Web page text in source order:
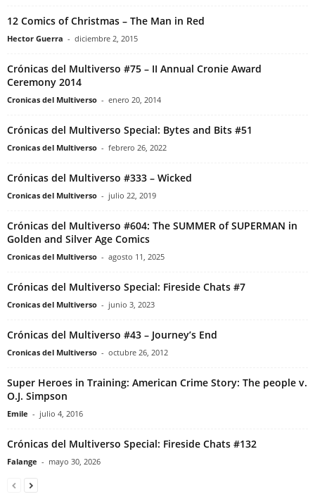
12 Comics of Christmas – The Man in Red
Hector Guerra - diciembre 2, 2015
Crónicas del Multiverso #75 – II Annual Cronie Award
Ceremony 2014
Cronicas del Multiverso - enero 20, 2014
Crónicas del Multiverso Special: Bytes and Bits #51
Cronicas del Multiverso - febrero 26, 2022
Crónicas del Multiverso #333 – Wicked
Cronicas del Multiverso - julio 22, 2019
Crónicas del Multiverso #604: The SUMMER of SUPERMAN in
Golden and Silver Age Comics
Cronicas del Multiverso - agosto 11, 2025
Crónicas del Multiverso Special: Fireside Chats #7
Cronicas del Multiverso - junio 3, 2023
Crónicas del Multiverso #43 – Journey’s End
Cronicas del Multiverso - octubre 26, 2012
Super Heroes in Training: American Crime Story: The people v.
O.J. Simpson
Emile - julio 4, 2016
Crónicas del Multiverso Special: Fireside Chats #132
Falange - mayo 30, 2026